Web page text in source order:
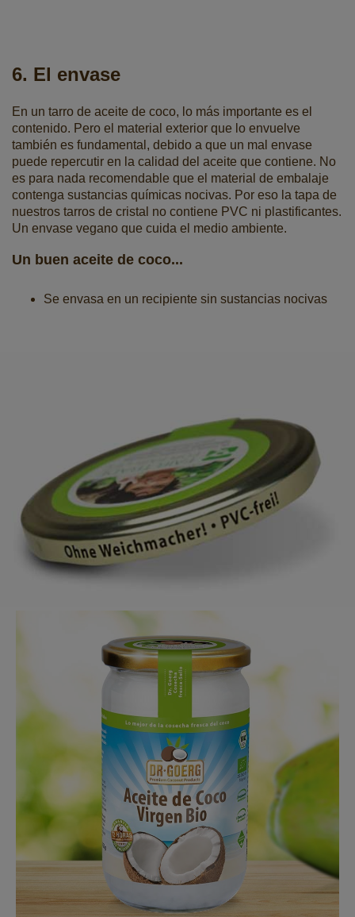
6. El envase
En un tarro de aceite de coco, lo más importante es el
contenido. Pero el material exterior que lo envuelve
también es fundamental, debido a que un mal envase
puede repercutir en la calidad del aceite que contiene. No
es para nada recomendable que el material de embalaje
contenga sustancias químicas nocivas. Por eso la tapa de
nuestros tarros de cristal no contiene PVC ni plastificantes.
Un envase vegano que cuida el medio ambiente.
Un buen aceite de coco...
Se envasa en un recipiente sin sustancias nocivas